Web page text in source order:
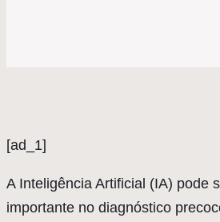
[ad_1]
AInteligência Artificial (IA) pode
importante no diagnóstico